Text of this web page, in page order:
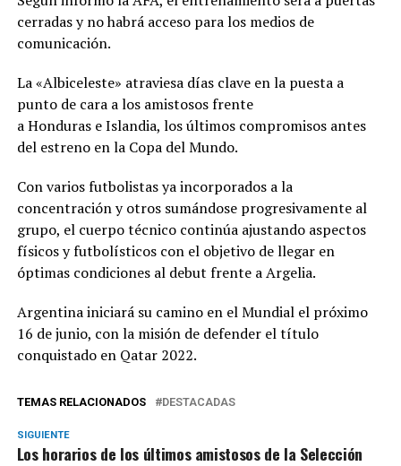
cerradas y no habrá acceso para los medios de
comunicación.
La «Albiceleste» atraviesa días clave en la puesta a
punto de cara a los amistosos frente
a Honduras e Islandia, los últimos compromisos antes
del estreno en la Copa del Mundo.
Con varios futbolistas ya incorporados a la
concentración y otros sumándose progresivamente al
grupo, el cuerpo técnico continúa ajustando aspectos
físicos y futbolísticos con el objetivo de llegar en
óptimas condiciones al debut frente a Argelia.
Argentina iniciará su camino en el Mundial el próximo
16 de junio, con la misión de defender el título
conquistado en Qatar 2022.
TEMAS RELACIONADOS DESTACADAS
SIGUIENTE
Los horarios de los últimos amistosos de la Selección